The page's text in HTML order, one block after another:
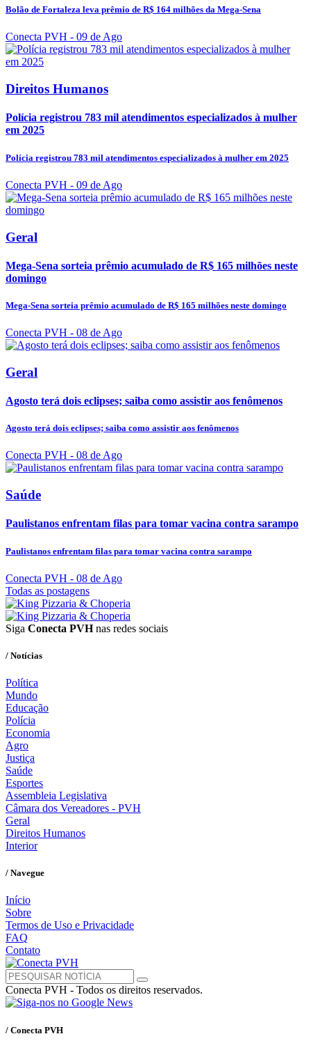
Bolão de Fortaleza leva prêmio de R$ 164 milhões da Mega-Sena
Conecta PVH - 09 de Ago
Direitos Humanos
Polícia registrou 783 mil atendimentos especializados à mulher
em 2025
Polícia registrou 783 mil atendimentos especializados à mulher em 2025
Conecta PVH - 09 de Ago
Geral
Mega-Sena sorteia prêmio acumulado de R$ 165 milhões neste
domingo
Mega-Sena sorteia prêmio acumulado de R$ 165 milhões neste domingo
Conecta PVH - 08 de Ago
Geral
Agosto terá dois eclipses; saiba como assistir aos fenômenos
Agosto terá dois eclipses; saiba como assistir aos fenômenos
Conecta PVH - 08 de Ago
Saúde
Paulistanos enfrentam filas para tomar vacina contra sarampo
Paulistanos enfrentam filas para tomar vacina contra sarampo
Conecta PVH - 08 de Ago
Todas as postagens
Siga Conecta PVHnas redes sociais
/ Notícias
Política
Mundo
Educação
Polícia
Economia
Agro
Justiça
Saúde
Esportes
Assembleia Legislativa
Câmara dos Vereadores - PVH
Geral
Direitos Humanos
Interior
/ Navegue
Início
Sobre
Termos de Uso e Privacidade
FAQ
Contato
Conecta PVH - Todos os direitos reservados.
/ Conecta PVH